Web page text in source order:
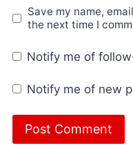
Save my name,
the next time I
Notify me of
Notify me of new